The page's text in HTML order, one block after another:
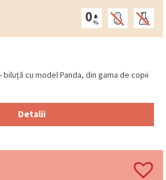
biluță cu model Panda, din gama de copii
Detalii